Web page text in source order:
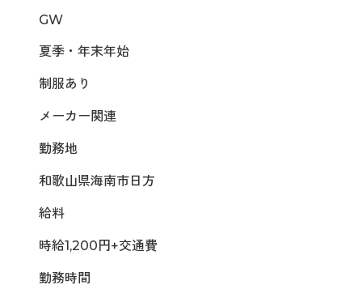
GW
夏季・年末年始
制服あり
メーカー関連
勤務地
和歌山県海南市日方
給料
時給1,200円+交通費
勤務時間